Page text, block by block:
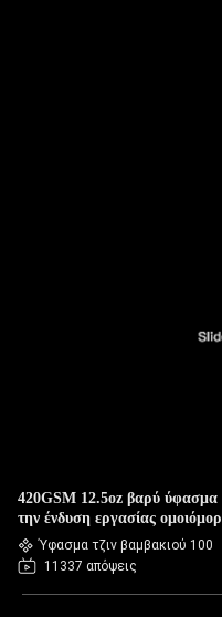
420GSM 12.5oz βαρύ ύφασμα
την ένδυση εργασίας
Ύφασμα τζιν βαμβακιού 100
11337 απόψεις